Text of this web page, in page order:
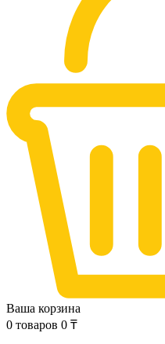
Ваша корзина
0 товаров 0 ₸